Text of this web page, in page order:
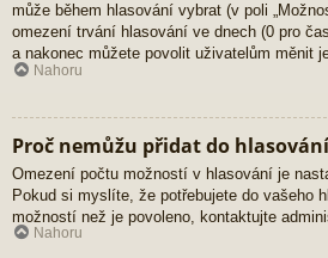
může během hlasování vybrat (v poli
omezení trvání hlasování ve dnech (0 pro
a nakonec můžete povolit uživatelům měnit
Nahoru
Proč nemůžu přidat do
Omezení počtu možností v hlasování je
Pokud si myslíte, že potřebujete do vašeho
možností než je povoleno, kontaktujte
Nahoru